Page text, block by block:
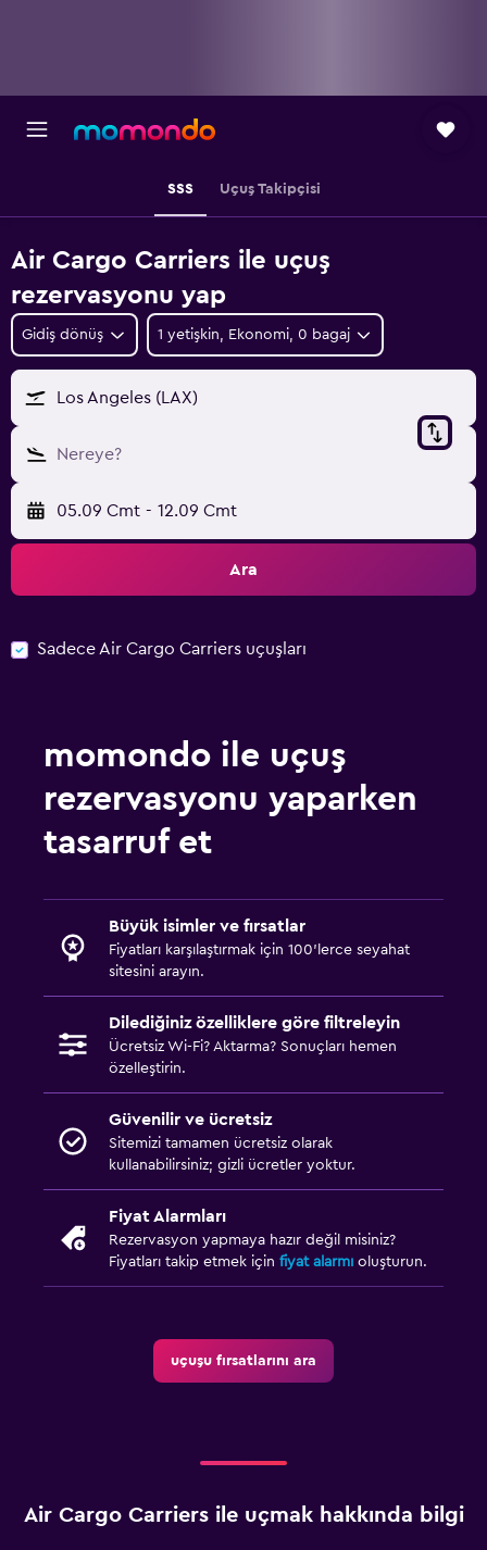
SSS Uçuş Takipçisi
Air Cargo Carriers ile uçuş
rezervasyonu yap
Gidiş dönüş 1 yetişkin, Ekonomi, 0 bagaj
Los Angeles (LAX)
Nereye?
05.09 Cmt - 12.09 Cmt
Ara
Sadece Air Cargo Carriers uçuşları
momondo ile uçuş
rezervasyonu yaparken
tasarruf et
Büyük isimler ve fırsatlar
Fiyatları karşılaştırmak için 100'lerce seyahat
sitesini arayın.
Dilediğiniz özelliklere göre filtreleyin
Ücretsiz Wi-Fi? Aktarma? Sonuçları hemen
özelleştirin.
Güvenilir ve ücretsiz
Sitemizi tamamen ücretsiz olarak
kullanabilirsiniz; gizli ücretler yoktur.
Fiyat Alarmları
Rezervasyon yapmaya hazır değil misiniz?
Fiyatları takip etmek için fiyat alarmı oluşturun.
uçuşu fırsatlarını ara
Air Cargo Carriers ile uçmak hakkında bilgi